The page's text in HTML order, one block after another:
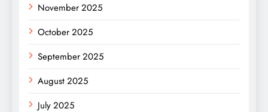
November 2025
October 2025
September 2025
August 2025
July 2025